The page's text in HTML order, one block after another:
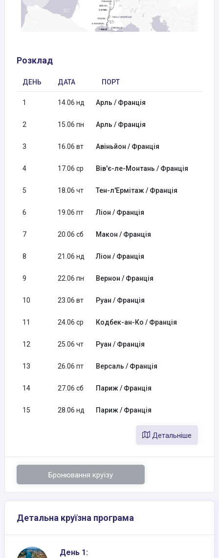
Розклад
ДЕНЬ ДАТА ПОРТ
1 14.06 нд Арль / Франція
2 15.06 пн Арль / Франція
3 16.06 вт Авіньйон / Франція
4 17.06 ср Вів'є-ле-Монтань / Франція
5 18.06 чт Тен-л'Ермітаж / Франція
6 19.06 пт Ліон / Франція
7 20.06 сб Макон / Франція
8 21.06 нд Ліон / Франція
9 22.06 пн Вернон / Франція
10 23.06 вт Руан / Франція
11 24.06 ср Кодбек-ан-Ко / Франція
12 25.06 чт Руан / Франція
13 26.06 пт Версаль / Франція
14 27.06 сб Париж / Франція
15 28.06 нд Париж / Франція
Детальніше
Бронювання круїзу
Детальна круїзна програма
День 1: